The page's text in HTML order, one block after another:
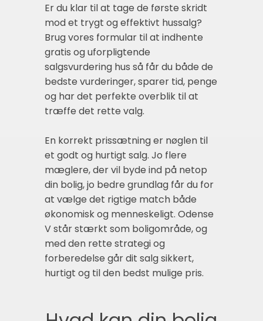
Er du klar til at tage de første skridt
mod et trygt og effektivt hussalg?
Brug vores formular til at indhente
gratis og uforpligtende
salgsvurdering hus så får du både de
bedste vurderinger, sparer tid, penge
og har det perfekte overblik til at
træffe det rette valg.
En korrekt prissætning er nøglen til
et godt og hurtigt salg. Jo flere
mæglere, der vil byde ind på netop
din bolig, jo bedre grundlag får du for
at vælge det rigtige match både
økonomisk og menneskeligt. Odense
V står stærkt som boligområde, og
med den rette strategi og
forberedelse går dit salg sikkert,
hurtigt og til den bedst mulige pris.